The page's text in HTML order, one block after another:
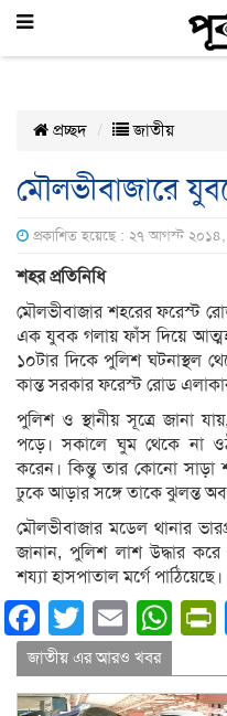
প্রচ্ছদ জাতীয়
মৌলভীবাজারে
প্রকাশিত হয়েছে : ২৭ আগস্ট ২০১৪,
শহর প্রতিনিধি
মৌলভীবাজার শহরের ফরেস্ট
এক যুবক গলায় ফাঁস দিয়ে
১০টার দিকে পুলিশ ঘটনাস্থল
কান্ত সরকার ফরেস্ট রোড
পুলিশ ও স্থানীয় সূত্রে জানা
পড়ে। সকালে ঘুম থেকে না
করেন। কিন্তু তার কোনো সাড়া
ঢুকে আড়ার সঙ্গে তাকে ঝুলন্ত
মৌলভীবাজার মডেল থানার
জানান, পুলিশ লাশ উদ্ধার
শয্যা হাসপাতাল মর্গে পাঠিয়েছে।
Facebook
Twitter
Email
জাতীয় এর আরও খবর